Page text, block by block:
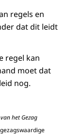
regels en
dat dit leidt
regel kan
moet dat
nog.
het Gezag